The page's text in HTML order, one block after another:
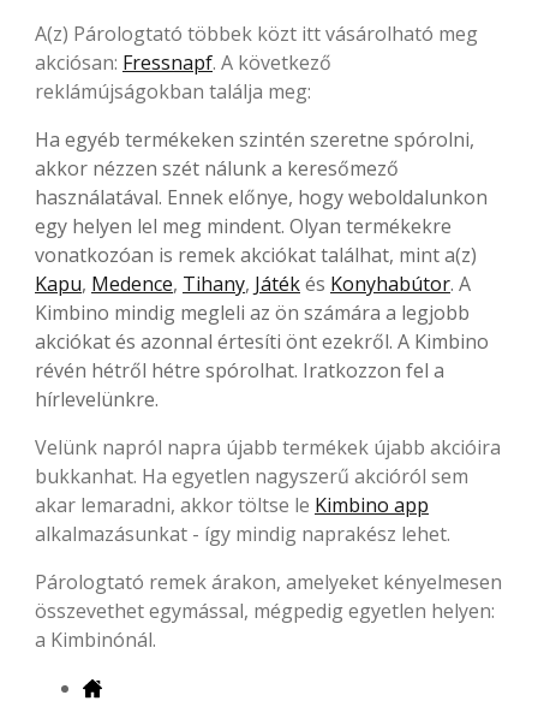
A(z) Párologtató többek közt itt vásárolható meg
akciósan: Fressnapf. A következő
reklámújságokban találja meg:
Ha egyéb termékeken szintén szeretne spórolni,
akkor nézzen szét nálunk a keresőmező
használatával. Ennek előnye, hogy weboldalunkon
egy helyen lel meg mindent. Olyan termékekre
vonatkozóan is remek akciókat találhat, mint a(z)
Kapu, Medence, Tihany, Játékés Konyhabútor. A
Kimbino mindig megleli az ön számára a legjobb
akciókat és azonnal értesíti önt ezekről. A Kimbino
révén hétről hétre spórolhat. Iratkozzon fel a
hírlevelünkre.
Velünk napról napra újabb termékek újabb akcióira
bukkanhat. Ha egyetlen nagyszerű akcióról sem
akar lemaradni, akkor töltse le Kimbino app
alkalmazásunkat - így mindig naprakész lehet.
Párologtató remek árakon, amelyeket kényelmesen
összevethet egymással, mégpedig egyetlen helyen:
a Kimbinónál.